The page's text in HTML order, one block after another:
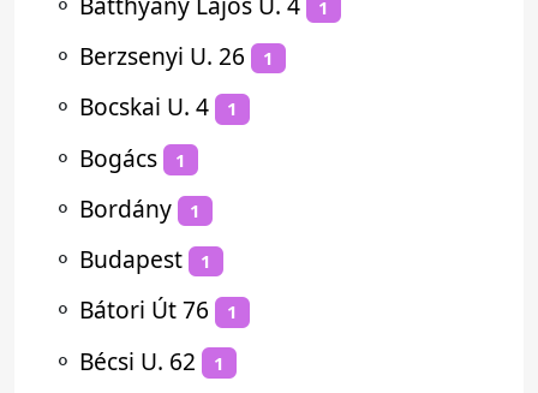
1
⚬ Berzsenyi U. 26 1
⚬ Bocskai U. 4 1
⚬ Bogács 1
⚬ Bordány 1
⚬ Budapest 1
⚬ Bátori Út 76 1
⚬ Bécsi U. 62 1